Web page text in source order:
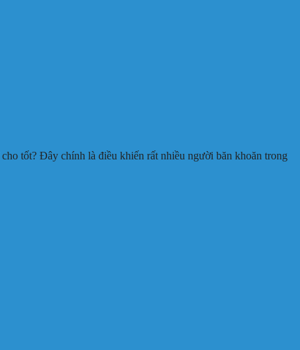
cho tốt? Đây chính là điều khiến rất nhiều người băn khoăn trong